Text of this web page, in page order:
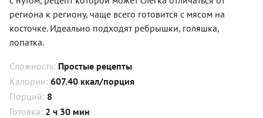
региона к региону, чаще всего готовится с мясом на
косточке. Идеально подходят ребрышки, голяшка,
лопатка.
Сложность: Простые рецепты
Калории: 607.40 ккал/порция
Порций: 8
Готовка: 2 ч 30 мин